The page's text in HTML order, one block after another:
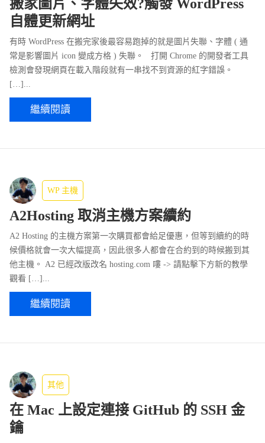
搬家圖片、字體失效?觸發 WordPress
自體更新網址
有時 WordPress 在搬完家後最容易跑掉的就是圖片失聯、字體 ( 通
常是影響圖片 icon 變成方格 ) 失聯。 打開 Chrome 的開發者工具
檢測會發現網頁在載入階段就有一串找不到資源的紅字錯誤。
[…]...
繼續閱讀
WP 主機
A2Hosting 取消主機方案續約
A2 Hosting 的主機方案第一次購買都會給足優惠，但等到續約的時
候價格就會一次大幅提高，因此很多人都會在合約到的時候搬到其
他主機。 A2 已經改版改名 hosting.com 嘍 -> 請點擊下方新的教學
觀看 […]...
繼續閱讀
其他
在 Mac 上設定連接 GitHub 的 SSH 金
鑰